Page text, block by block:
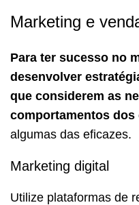
Marketing e
Para ter sucesso no
desenvolver
que considerem as
comportamentos dos
algumas das eficazes.
Marketing digital
Utilize plataformas de